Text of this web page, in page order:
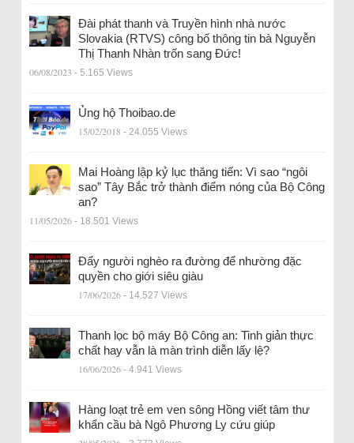
Đài phát thanh và Truyền hình nhà nước
Slovakia (RTVS) công bố thông tin bà Nguyễn
Thị Thanh Nhàn trốn sang Đức!
06/08/2023 - 5.165 Views
Ủng hộ Thoibao.de
15/02/2018 - 24.055 Views
Mai Hoàng lập kỷ lục thăng tiến: Vì sao “ngôi
sao” Tây Bắc trở thành điểm nóng của Bộ Công
an?
11/05/2026 - 18.501 Views
Đẩy người nghèo ra đường để nhường đặc
quyền cho giới siêu giàu
17/06/2026 - 14.527 Views
Thanh lọc bộ máy Bộ Công an: Tinh giản thực
chất hay vẫn là màn trình diễn lấy lệ?
16/06/2026 - 4.941 Views
Hàng loạt trẻ em ven sông Hồng viết tâm thư
khẩn cầu bà Ngô Phương Ly cứu giúp